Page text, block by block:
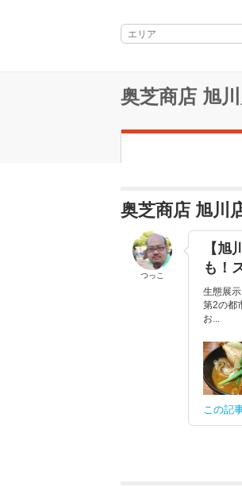
奥芝商店 旭
奥芝商店 旭川
つっこ
【
も！
生態展
第2の都
お...
この記